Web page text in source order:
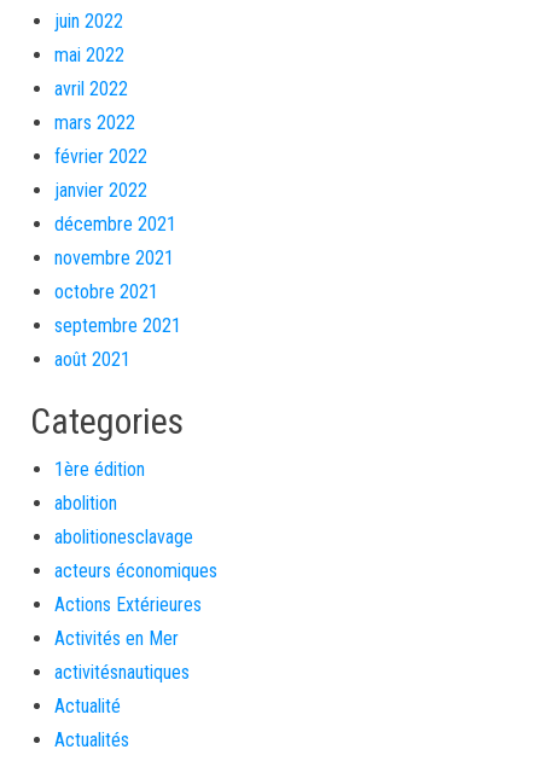
juin 2022
mai 2022
avril 2022
mars 2022
février 2022
janvier 2022
décembre 2021
novembre 2021
octobre 2021
septembre 2021
août 2021
Categories
1ère édition
abolition
abolitionesclavage
acteurs économiques
Actions Extérieures
Activités en Mer
activitésnautiques
Actualité
Actualités